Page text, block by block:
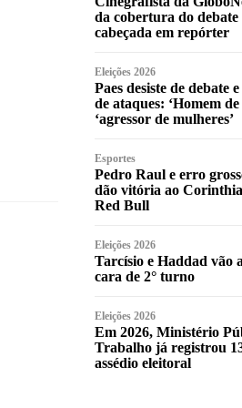
da cobertura do debate
cabeçada em repórter
Eleições 2026
Paes desiste de debate
de ataques: ‘Homem de
‘agressor de mulheres’
Esportes
Pedro Raul e erro
dão vitória ao
Red Bull
Eleições 2026
Tarcísio e Haddad vão
cara de 2° turno
Eleições 2026
Em 2026, Ministério
Trabalho já registrou
assédio eleitoral